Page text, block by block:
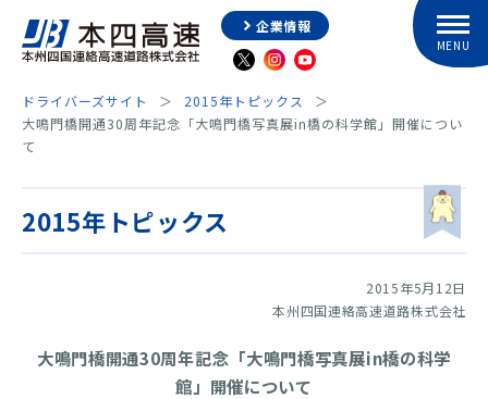
企業情報
ドライバーズサイト
2015年トピックス
大鳴門橋開通30周年記念「大鳴門橋写真展in橋の科学館」開催につい
て
2015年トピックス
2015年5月12日
本州四国連絡高速道路株式会社
大鳴門橋開通30周年記念「大鳴門橋写真展in橋の科学
館」開催について